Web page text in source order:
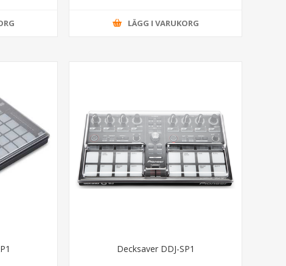
LÄGG I VARUKORG
Decksaver DDJ-SP1